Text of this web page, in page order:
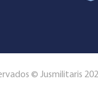
© Jusmilitaris